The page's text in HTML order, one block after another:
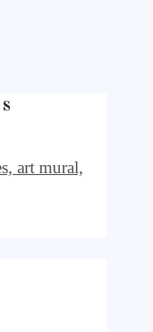
art mural,